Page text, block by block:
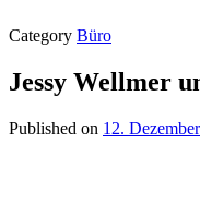
Category Büro
Jessy Wellmer
Published on 12.